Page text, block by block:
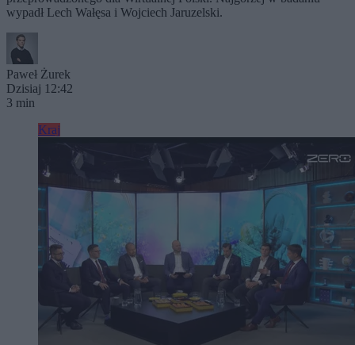
wypadł Lech Wałęsa i Wojciech Jaruzelski.
Paweł Żurek
Dzisiaj 12:42
3 min
Kraj